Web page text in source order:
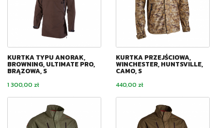
KURTKA TYPU ANORAK,
BROWNING, ULTIMATE PRO,
BRĄZOWA, S
Cena
1 300,00 zł
KURTKA PRZEJŚCIOWA,
WINCHESTER, HUNTSVILLE,
CAMO, S
Cena
440,00 zł